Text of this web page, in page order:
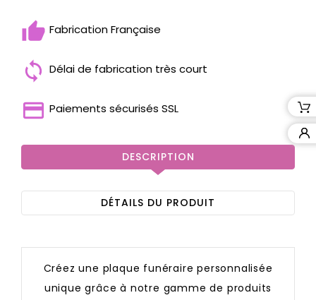
Fabrication Française
Délai de fabrication très court
Paiements sécurisés SSL
DESCRIPTION
DÉTAILS DU PRODUIT
Créez une plaque funéraire personnalisée
unique grâce à notre gamme de produits